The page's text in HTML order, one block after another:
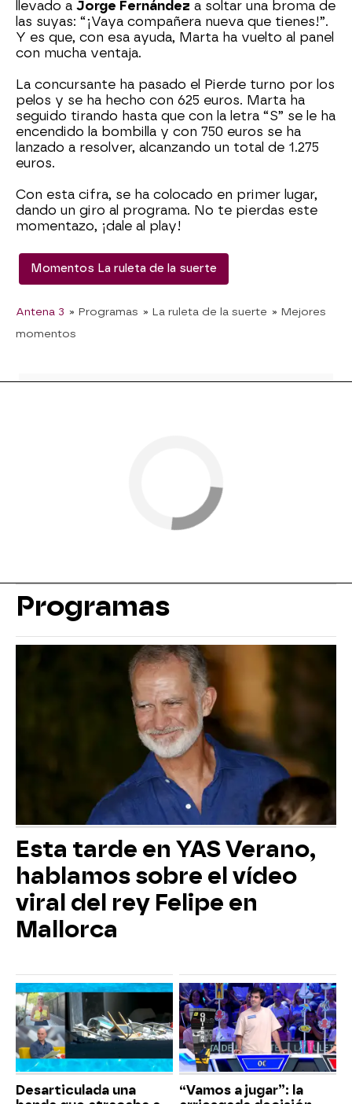
llevado a Jorge Fernández a soltar una broma de
las suyas: “¡Vaya compañera nueva que tienes!”.
Y es que, con esa ayuda, Marta ha vuelto al panel
con mucha ventaja.
La concursante ha pasado el Pierde turno por los
pelos y se ha hecho con 625 euros. Marta ha
seguido tirando hasta que con la letra “S” se le ha
encendido la bombilla y con 750 euros se ha
lanzado a resolver, alcanzando un total de 1.275
euros.
Con esta cifra, se ha colocado en primer lugar,
dando un giro al programa. No te pierdas este
momentazo, ¡dale al play!
Momentos La ruleta de la suerte
Antena 3 » Programas » La ruleta de la suerte » Mejores
momentos
Programas
Esta tarde en YAS Verano,
hablamos sobre el vídeo
viral del rey Felipe en
Mallorca
Desarticulada una
“Vamos a jugar”: la